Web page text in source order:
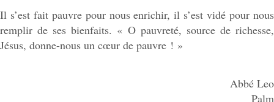
Il s’est fait pauvre pour nous enrichir, il s’est vidé pour nous
remplir de ses bienfaits. « O pauvreté, source de richesse,
Jésus, donne-nous un cœur de pauvre ! »
Abbé Leo
Palm